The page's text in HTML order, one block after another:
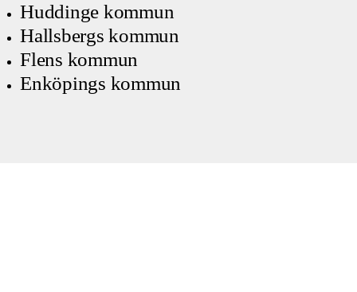
Huddinge kommun
Hallsbergs kommun
Flens kommun
Enköpings kommun